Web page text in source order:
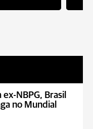
NBPG, Brasil
no Mundial